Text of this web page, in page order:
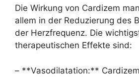
Die Wirkung von Cardizem
allem in der Reduzierung des
der Herzfrequenz. Die
therapeutischen Effekte sind:
– **Vasodilatation:**